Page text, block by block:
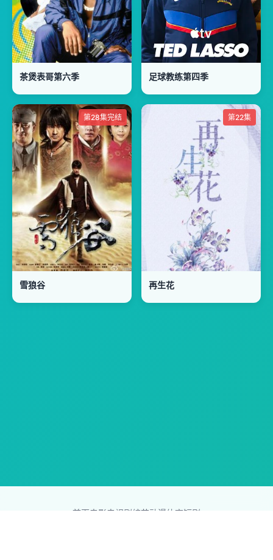
茶煲表哥第六季 足球教练第四季
第28集完结
雪狼谷
第22集
再生花
首页电影电视剧综艺动漫体育短剧